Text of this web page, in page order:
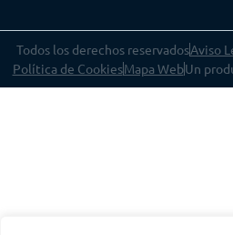
Todos los derechos reservadosAviso
Política de CookiesMapa WebUn